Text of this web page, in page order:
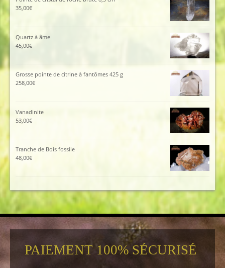
35,00€
Quartz à âme
45,00€
Grosse pointe de citrine à fantômes 425 g
258,00€
Vanadinite
53,00€
Tranche de Bois fossile
48,00€
PAIEMENT 100% SÉCURISÉ